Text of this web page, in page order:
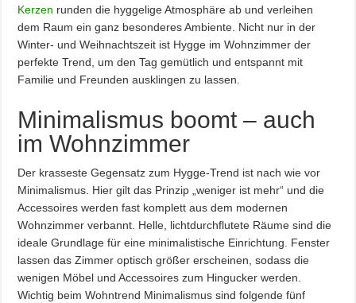
Kerzen runden die hyggelige Atmosphäre ab und verleihen
dem Raum ein ganz besonderes Ambiente. Nicht nur in der
Winter- und Weihnachtszeit ist Hygge im Wohnzimmer der
perfekte Trend, um den Tag gemütlich und entspannt mit
Familie und Freunden ausklingen zu lassen.
Minimalismus boomt – auch
im Wohnzimmer
Der krasseste Gegensatz zum Hygge-Trend ist nach wie vor
Minimalismus. Hier gilt das Prinzip „weniger ist mehr“ und die
Accessoires werden fast komplett aus dem modernen
Wohnzimmer verbannt. Helle, lichtdurchflutete Räume sind die
ideale Grundlage für eine minimalistische Einrichtung. Fenster
lassen das Zimmer optisch größer erscheinen, sodass die
wenigen Möbel und Accessoires zum Hingucker werden.
Wichtig beim Wohntrend Minimalismus sind folgende fünf